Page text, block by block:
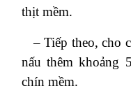
thịt mềm.
– Tiếp theo, cho
nấu thêm khoảng
chín mềm.